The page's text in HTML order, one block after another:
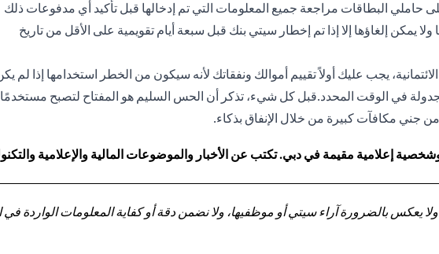
البطاقات مراجعة جميع المعلومات التي تم إدخالها قبل تأكيد أي مدفوعات ذلك
ولا يمكن إلغاؤها إلا إذا تم إخطار سيتي بنك قبل سبعة أيام تقويمية على الأقل من تاريخ
يجب عليك أولاً تقييم أموالك ونفقاتك لأنه سيكون من الخطر استخدامها إذا لم
في الوقت المحدد.قبل كل شيء، تذكر أن الحس السليم هو المفتاح لتصبح مستخدمًا
جني مكافآت كبيرة من خلال الإنفاق بذكاء.
إعلامية مقيمة في دبي. تكتب عن الأخبار والموضوعات المالية والإعلامية
بالضرورة آراء سيتي أو موظفيها، ولا نضمن دقة أو كفاية المعلومات الواردة في